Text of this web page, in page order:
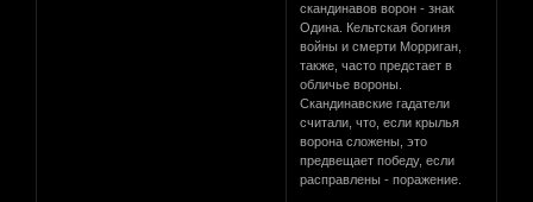
скандинавов ворон - знак
Одина. Кельтская богиня
войны и смерти Морриган,
также, часто предстает в
обличье вороны.
Скандинавские гадатели
считали, что, если крылья
ворона сложены, это
предвещает победу, если
расправлены - поражение.